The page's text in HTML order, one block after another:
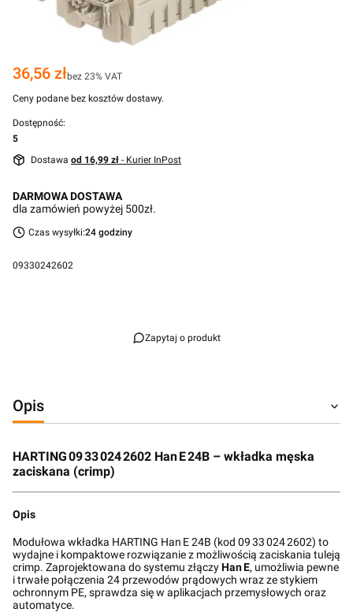
Cena
36,56 złbez 23% VAT
Ceny podane bez kosztów dostawy.
Dostępność:
5
Dostawa od 16,99 zł - Kurier InPost
DARMOWA DOSTAWA
dla zamówień powyżej 500zł.
Czas wysyłki:24 godziny
09330242602
Zapytaj o produkt
Opis
HARTING 09 33 024 2602 Han E 24B – wkładka męska
zaciskana (crimp)
Opis
Modułowa wkładka HARTING Han E 24B (kod 09 33 024 2602) to
wydajne i kompaktowe rozwiązanie z możliwością zaciskania tuleją
crimp. Zaprojektowana do systemu złączyHan E, umożliwia pewne
i trwałe połączenia 24 przewodów prądowych wraz ze stykiem
ochronnym PE, sprawdza się w aplikacjach przemysłowych oraz
automatyce.